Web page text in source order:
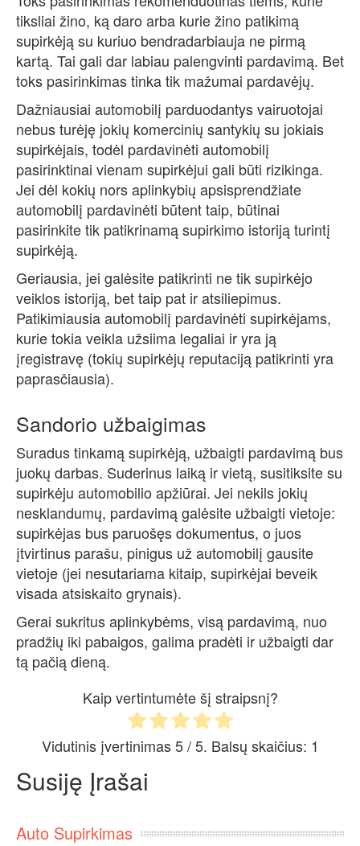
tiksliai žino, ką daro arba kurie žino patikimą
supirkėją su kuriuo bendradarbiauja ne pirmą
kartą. Tai gali dar labiau palengvinti pardavimą. Bet
toks pasirinkimas tinka tik mažumai pardavėjų.
Dažniausiai automobilį parduodantys vairuotojai
nebus turėję jokių komercinių santykių su jokiais
supirkėjais, todėl pardavinėti automobilį
pasirinktinai vienam supirkėjui gali būti rizikinga.
Jei dėl kokių nors aplinkybių apsisprendžiate
automobilį pardavinėti būtent taip, būtinai
pasirinkite tik patikrinamą supirkimo istoriją turintį
supirkėją.
Geriausia, jei galėsite patikrinti ne tik supirkėjo
veiklos istoriją, bet taip pat ir atsiliepimus.
Patikimiausia automobilį pardavinėti supirkėjams,
kurie tokia veikla užsiima legaliai ir yra ją
įregistravę (tokių supirkėjų reputaciją patikrinti yra
paprasčiausia).
Sandorio užbaigimas
Suradus tinkamą supirkėją, užbaigti pardavimą bus
juokų darbas. Suderinus laiką ir vietą, susitiksite su
supirkėju automobilio apžiūrai. Jei nekils jokių
nesklandumų, pardavimą galėsite užbaigti vietoje:
supirkėjas bus paruošęs dokumentus, o juos
įtvirtinus parašu, pinigus už automobilį gausite
vietoje (jei nesutariama kitaip, supirkėjai beveik
visada atsiskaito grynais).
Gerai sukritus aplinkybėms, visą pardavimą, nuo
pradžių iki pabaigos, galima pradėti ir užbaigti dar
tą pačią dieną.
Kaip vertintumėte šį straipsnį?
Vidutinis įvertinimas5/ 5. Balsų skaičius: 1
Susiję Įrašai
Auto Supirkimas